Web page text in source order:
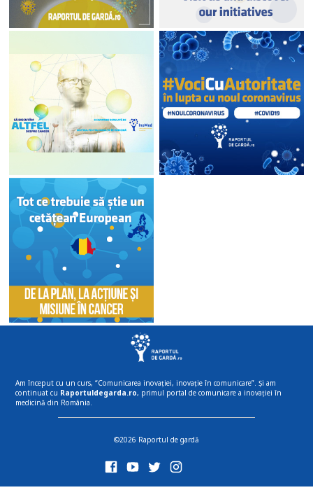
Am început cu un curs, “Comunicarea inovației, inovație în comunicare”. Și am
continuat cu Raportuldegarda.ro, primul portal de comunicare a inovației în
medicină din România.
©2026 Raportul de gardă